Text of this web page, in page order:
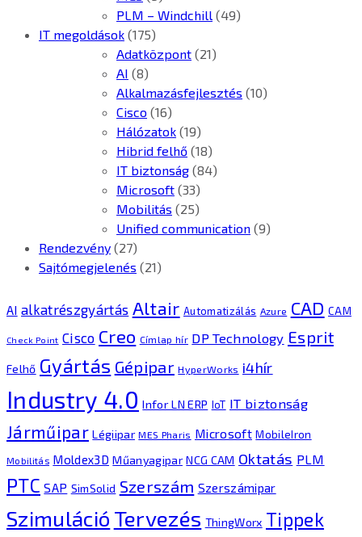
PLM – Windchill (49)
IT megoldások (175)
Adatközpont (21)
AI (8)
Alkalmazásfejlesztés (10)
Cisco (16)
Hálózatok (19)
Hibrid felhő (18)
IT biztonság (84)
Microsoft (33)
Mobilitás (25)
Unified communication (9)
Rendezvény (27)
Sajtómegjelenés (21)
AI alkatrészgyártás Altair Automatizálás Azure CAD CAM
Check Point Cisco Creo Címlap hír DP Technology Esprit
Felhő Gyártás Gépipar HyperWorks i4hír
Industry 4.0 Infor LN ERP IoT IT biztonság
Járműipar Légiipar MES Pharis Microsoft MobileIron
Mobilitás Moldex3D Műanyagipar NCG CAM Oktatás PLM
PTC SAP SimSolid Szerszám Szerszámipar
Szimuláció Tervezés ThingWorx Tippek